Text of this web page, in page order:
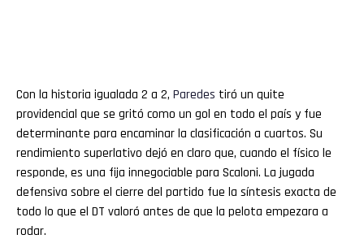
Con la historia igualada 2 a 2, Paredes tiró un quite
providencial que se gritó como un gol en todo el país y fue
determinante para encaminar la clasificación a cuartos. Su
rendimiento superlativo dejó en claro que, cuando el físico le
responde, es una fija innegociable para Scaloni. La jugada
defensiva sobre el cierre del partido fue la síntesis exacta de
todo lo que el DT valoró antes de que la pelota empezara a
rodar.